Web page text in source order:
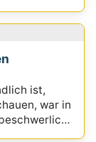
ist,
war in